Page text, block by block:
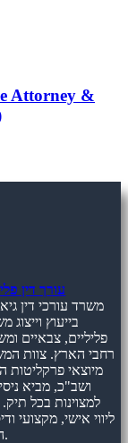
Attorney &
עורך דין
משרד עורכי דין
בייעוץ
פליליים, צבאיים
רחבי הארץ. צוות
מיוצאי פרקליטות
ושב"כ, מביא
למצוינות בכל
ליווי אישי, מקצועי
הגבוהה ביותר.